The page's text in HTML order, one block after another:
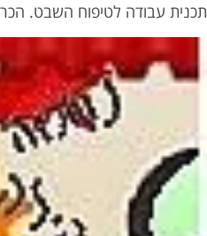
תכנית עבודה לטיפוח השבט.